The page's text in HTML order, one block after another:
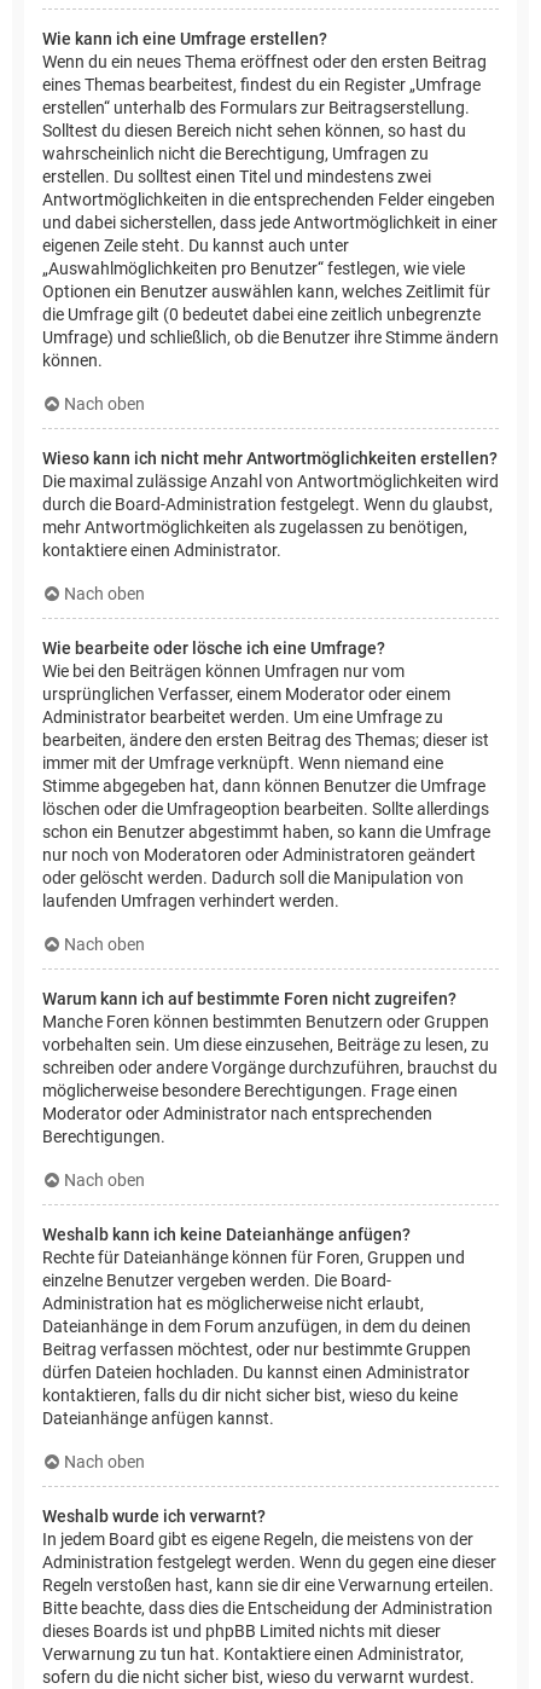
Wie kann ich eine Umfrage erstellen?
Wenn du ein neues Thema eröffnest oder den ersten Beitrag
eines Themas bearbeitest, findest du ein Register „Umfrage
erstellen“ unterhalb des Formulars zur Beitragserstellung.
Solltest du diesen Bereich nicht sehen können, so hast du
wahrscheinlich nicht die Berechtigung, Umfragen zu
erstellen. Du solltest einen Titel und mindestens zwei
Antwortmöglichkeiten in die entsprechenden Felder eingeben
und dabei sicherstellen, dass jede Antwortmöglichkeit in einer
eigenen Zeile steht. Du kannst auch unter
„Auswahlmöglichkeiten pro Benutzer“ festlegen, wie viele
Optionen ein Benutzer auswählen kann, welches Zeitlimit für
die Umfrage gilt (0 bedeutet dabei eine zeitlich unbegrenzte
Umfrage) und schließlich, ob die Benutzer ihre Stimme ändern
können.
Nach oben
Wieso kann ich nicht mehr Antwortmöglichkeiten erstellen?
Die maximal zulässige Anzahl von Antwortmöglichkeiten wird
durch die Board-Administration festgelegt. Wenn du glaubst,
mehr Antwortmöglichkeiten als zugelassen zu benötigen,
kontaktiere einen Administrator.
Nach oben
Wie bearbeite oder lösche ich eine Umfrage?
Wie bei den Beiträgen können Umfragen nur vom
ursprünglichen Verfasser, einem Moderator oder einem
Administrator bearbeitet werden. Um eine Umfrage zu
bearbeiten, ändere den ersten Beitrag des Themas; dieser ist
immer mit der Umfrage verknüpft. Wenn niemand eine
Stimme abgegeben hat, dann können Benutzer die Umfrage
löschen oder die Umfrageoption bearbeiten. Sollte allerdings
schon ein Benutzer abgestimmt haben, so kann die Umfrage
nur noch von Moderatoren oder Administratoren geändert
oder gelöscht werden. Dadurch soll die Manipulation von
laufenden Umfragen verhindert werden.
Nach oben
Warum kann ich auf bestimmte Foren nicht zugreifen?
Manche Foren können bestimmten Benutzern oder Gruppen
vorbehalten sein. Um diese einzusehen, Beiträge zu lesen, zu
schreiben oder andere Vorgänge durchzuführen, brauchst du
möglicherweise besondere Berechtigungen. Frage einen
Moderator oder Administrator nach entsprechenden
Berechtigungen.
Nach oben
Weshalb kann ich keine Dateianhänge anfügen?
Rechte für Dateianhänge können für Foren, Gruppen und
einzelne Benutzer vergeben werden. Die Board-
Administration hat es möglicherweise nicht erlaubt,
Dateianhänge in dem Forum anzufügen, in dem du deinen
Beitrag verfassen möchtest, oder nur bestimmte Gruppen
dürfen Dateien hochladen. Du kannst einen Administrator
kontaktieren, falls du dir nicht sicher bist, wieso du keine
Dateianhänge anfügen kannst.
Nach oben
Weshalb wurde ich verwarnt?
In jedem Board gibt es eigene Regeln, die meistens von der
Administration festgelegt werden. Wenn du gegen eine dieser
Regeln verstoßen hast, kann sie dir eine Verwarnung erteilen.
Bitte beachte, dass dies die Entscheidung der Administration
dieses Boards ist und phpBB Limited nichts mit dieser
Verwarnung zu tun hat. Kontaktiere einen Administrator,
sofern du die nicht sicher bist, wieso du verwarnt wurdest.